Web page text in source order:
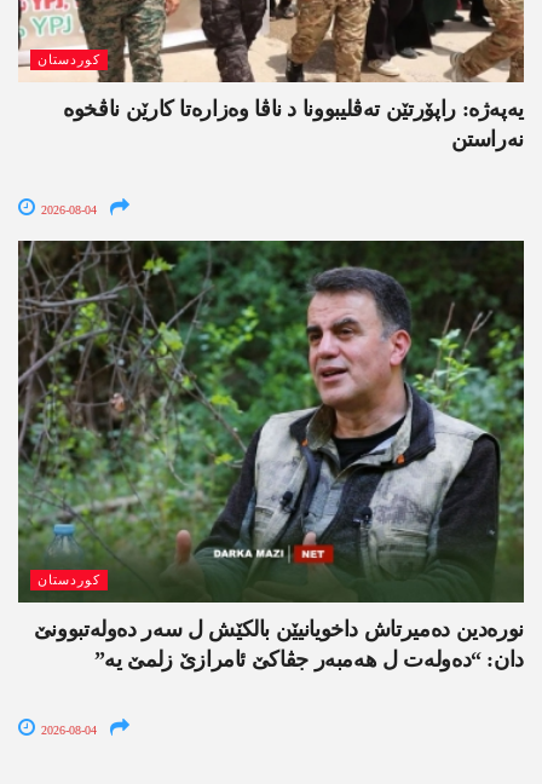
کوردستان
یەپەژە: راپۆرتێن تەڤلیبوونا د ناڤا وەزارەتا کارێن ناڤخوە
نەراستن
2026-08-04
کوردستان
نورەدین دەمیرتاش داخویانیێن بالکێش ل سەر دەولەتبوونێ
دان: “دەولەت ل ھەمبەر جڤاکێ ئامرازێ زلمێ یە”
2026-08-04